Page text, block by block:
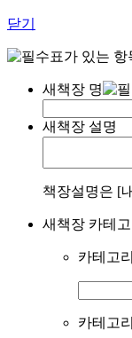
닫기
표가 있는
새책장 명
새책장 설명
책장설명은 [
새책장 카테고
카테고리
카테고리